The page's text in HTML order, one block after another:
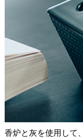
香炉と灰を使用して